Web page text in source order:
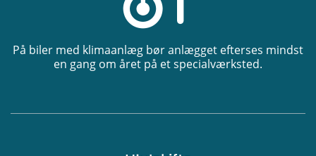
På biler med klimaanlæg bør anlægget efterses mindst
en gang om året på et specialværksted.